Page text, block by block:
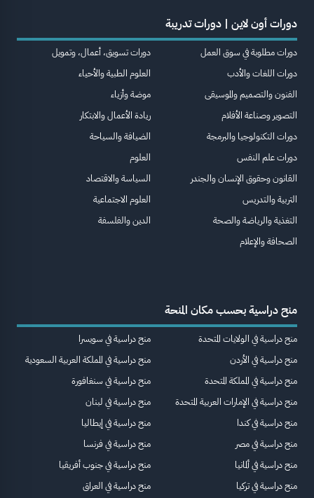
دورات أون لاين | دورات تدريبة
دورات مطلوبة في سوق العمل
دورات اللغات والأدب
الفنون والتصميم والموسيقى
التصوير وصناعة الأفلام
دورات التكنولوجيا والبرمجة
دورات علم النفس
القانون وحقوق الإنسان والجندر
التربية والتدريس
التغذية والرياضة والصحة
الصحافة والإعلام
دورات تسويق، أعمال، وتمويل
العلوم الطبية والأحياء
موضة وأزياء
ريادة الأعمال والابتكار
الضيافة والسياحة
العلوم
السياسة والاقتصاد
العلوم الاجتماعية
الدين والفلسفة
منح دراسية بحسب مكان المنحة
منح دراسية في الولايات المتحدة
منح دراسية في الأردن
منح دراسية في المملكة المتحدة
منح دراسية في الإمارات العربية المتحدة
منح دراسية في كندا
منح دراسية في مصر
منح دراسية في ألمانيا
منح دراسية في تركيا
منح دراسية في سويسرا
منح دراسية في المملكة العربية السعودية
منح دراسية في سنغافورة
منح دراسية في لبنان
منح دراسية في إيطاليا
منح دراسية في فرنسا
منح دراسية في جنوب أفريقيا
منح دراسية في العراق